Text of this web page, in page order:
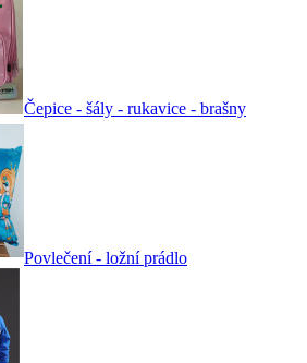
Čepice - šály - rukavice - brašny
Povlečení - ložní prádlo